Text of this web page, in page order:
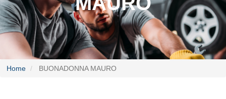
Home BUONADONNA MAURO